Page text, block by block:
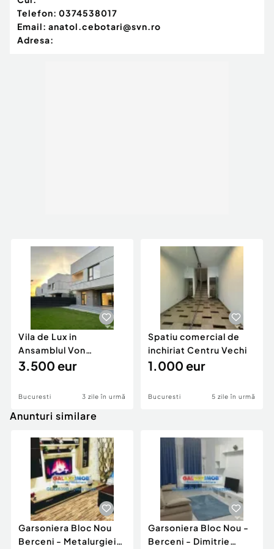
Telefon: 0374538017
Email: anatol.cebotari@svn.ro
Adresa:
Vila de Lux in
Ansamblul Von
Residence I 5 Minute
3.500 eur
Bucuresti 3 zile în urmă
Spatiu comercial de
inchiriat Centru Vechi
1.000 eur
Bucuresti 5 zile în urmă
Anunturi similare
Garsoniera Bloc Nou
Berceni - Metalurgiei
Garsoniera Bloc Nou -
Berceni - Dimitrie